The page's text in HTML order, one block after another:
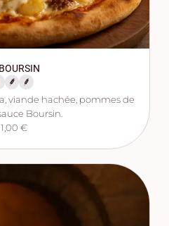
viande hachée, pommes de
Boursin.
€